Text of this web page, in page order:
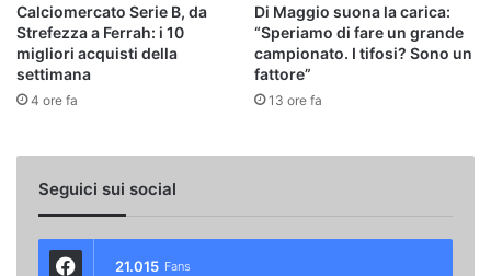
Calciomercato Serie B, da
Strefezza a Ferrah: i 10
migliori acquisti della
settimana
4 ore fa
Di Maggio suona la carica:
“Speriamo di fare un grande
campionato. I tifosi? Sono un
fattore”
13 ore fa
Seguici sui social
21.015 Fans